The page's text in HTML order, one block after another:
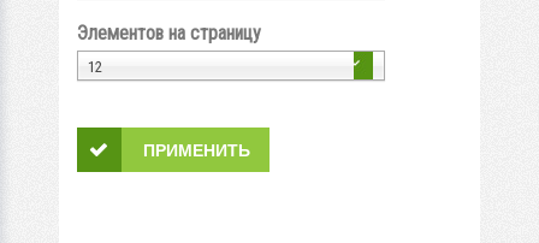
Элементов на страницу
12